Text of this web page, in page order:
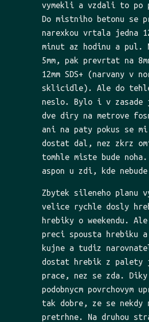
vymekli a vzdali to po
Do mistniho betonu se
narexkou vrtala jedna
minut az hodinu a pul.
5mm, pak prevrtat na
12mm SDS+ (narvany v
sklicidle). Ale do
neslo. Bylo i v zasade
dve diry na metrove
ani na paty pokus se mi
dostat dal, nez zkrz
tomhle miste bude
aspon u zdi, kde
Zbytek sileneho planu
velice rychle dosly
hrebiky o weekendu.
preci spousta hrebiku
kujne a tudiz
dostat hrebik z palety
prace, nez se zda.
podobnycm povrchovym
tak dobre, ze se nekdy
pretrhne. Na druhou